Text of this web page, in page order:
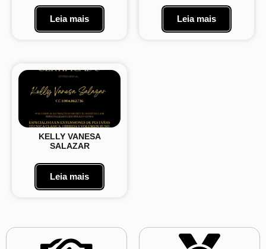
Leia mais Leia mais
KELLY VANESA
SALAZAR
Leia mais